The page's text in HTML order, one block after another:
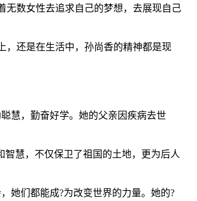
无数女性去追求自己的梦想，去展现自己
，还是在生活中，孙尚香的精神都是现
慧，勤奋好学。她的父亲因疾病去世
慧，不仅保卫了祖国的土地，更为后人
她们都能成?为改变世界的力量。她的?